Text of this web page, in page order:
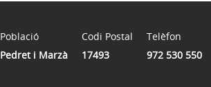
Població
Pedret i Marzà
Codi Postal
17493
Telèfon
972 530 550